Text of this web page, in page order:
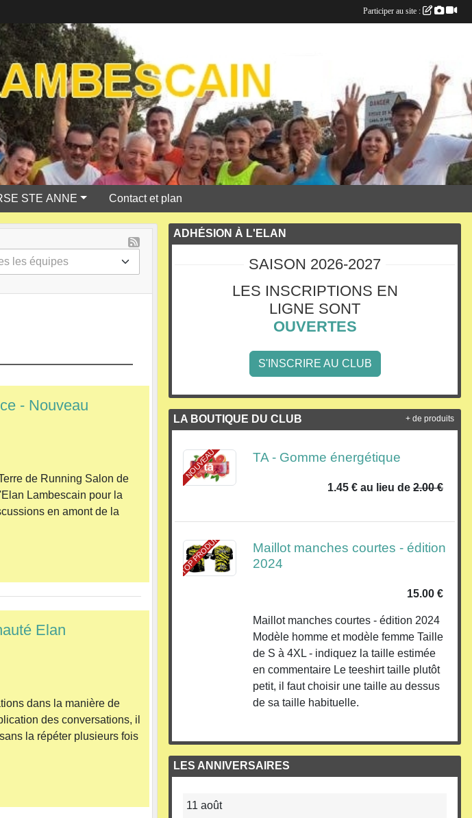
STE ANNE Contact et plan
- Nouveau
de Running Salon de
Lambescain pour la
en amont de la
Elan
dans la manière de
des conversations, il
la répéter plusieurs fois
ADHÉSION À L'ELAN
SAISON 2026-2027
LES INSCRIPTIONS EN
LIGNE SONT
OUVERTES
S'INSCRIRE AU CLUB
LA BOUTIQUE DU CLUB
NOUVEAU TA - Gomme énergétique
1.45 € au lieu de 2.00 €
TOP PRODUIT
Maillot manches courtes - édition
2024
15.00 €
Maillot manches courtes - édition 2024
Modèle homme et modèle femme Taille
de S à 4XL - indiquez la taille estimée
en commentaire Le teeshirt taille plutôt
petit, il faut choisir une taille au dessus
de sa taille habituelle.
+ de produits
LES ANNIVERSAIRES
11 août
Participer au site :